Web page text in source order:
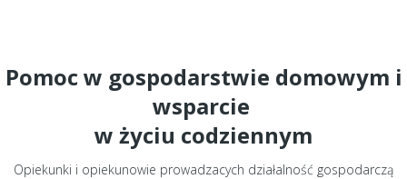
Pomoc w gospodarstwie domowym i
wsparcie
w życiu codziennym
Opiekunki i opiekunowie prowadzacych działalność gospodarczą